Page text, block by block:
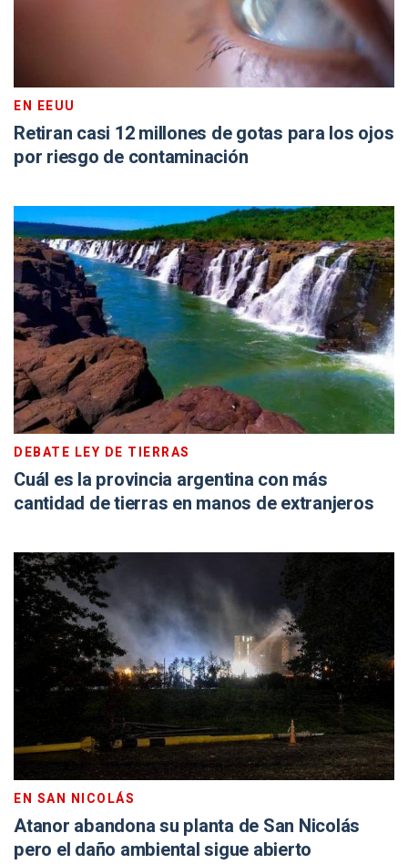
EN EEUU
Retiran casi 12 millones de gotas para los ojos
por riesgo de contaminación
DEBATE LEY DE TIERRAS
Cuál es la provincia argentina con más
cantidad de tierras en manos de extranjeros
EN SAN NICOLÁS
Atanor abandona su planta de San Nicolás
pero el daño ambiental sigue abierto